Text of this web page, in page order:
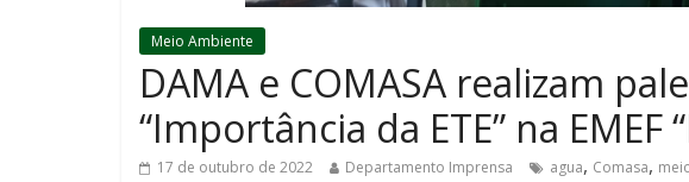
Meio Ambiente
DAMA e COMASA realizam
“Importância da ETE” na EMEF
17 de outubro de 2022 Departamento Imprensa agua, Comasa,